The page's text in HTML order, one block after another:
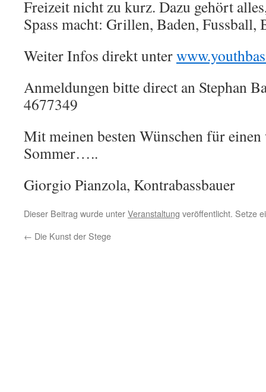
Freizeit nicht zu kurz. Dazu gehört
Spass macht: Grillen, Baden, Fussball,
Weiter Infos direkt unter
Anmeldungen bitte direct an Stephan
4677349
Mit meinen besten Wünschen für
Sommer…..
Giorgio Pianzola, Kontrabassbauer
Dieser Beitrag wurde unterVeranstaltung veröffentlicht. Setze
← Die Kunst der Stege